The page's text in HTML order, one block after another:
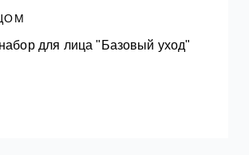
для лица "Базовый уход"